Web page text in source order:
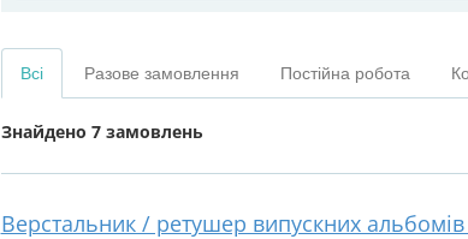
Всі Разове замовлення Постійна робота
Знайдено 7 замовлень
Верстальник / ретушер випускних